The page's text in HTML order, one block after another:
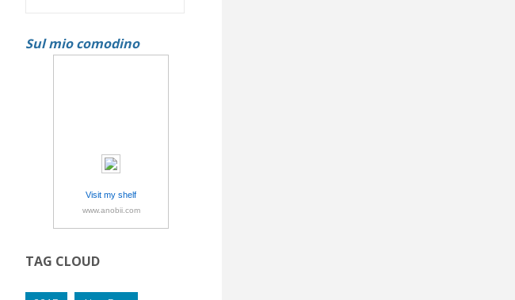
Sul mio comodino
Visit my shelf
www.anobii.com
TAG CLOUD